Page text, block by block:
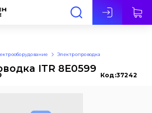
Электропроводка
ITR 8E0599
Код:37242